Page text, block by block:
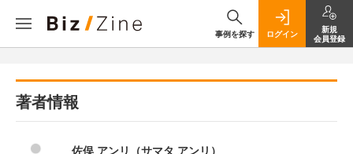
事例を探す ログイン
新規
会員登録
著者情報
佐俣 アンリ（サマタ アンリ）